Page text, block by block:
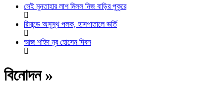
সেই মুনতাহার লাশ মিলল নিজ বাড়ির পুকুরে
রিমান্ডে অসুস্থ পলক, হাসপাতালে ভর্তি
আজ শহিদ নূর হোসেন দিবস
বিনোদন »